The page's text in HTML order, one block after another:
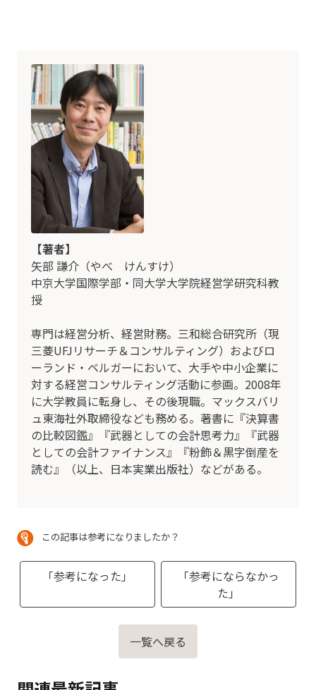
【著者】
矢部 謙介（やべ けんすけ）
中京大学国際学部・同大学大学院経営学研究科教
授
専門は経営分析、経営財務。三和総合研究所（現
三菱UFJリサーチ＆コンサルティング）およびロ
ーランド・ベルガーにおいて、大手や中小企業に
対する経営コンサルティング活動に参画。2008年
に大学教員に転身し、その後現職。マックスバリ
ュ東海社外取締役なども務める。著書に『決算書
の比較図鑑』『武器としての会計思考力』『武器
としての会計ファイナンス』『粉飾＆黒字倒産を
読む』（以上、日本実業出版社）などがある。
この記事は参考になりましたか？
「参考になった」
「参考にならなかっ
た」
一覧へ戻る